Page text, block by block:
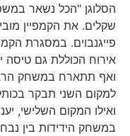
שקלים. את הקמפיין
פייגנבוים. במסגרת
אירוח הכוללת גם טיסה
ואף תתארח במשחק
למקום השני תבקר בכותל
במשחק הידידות בין